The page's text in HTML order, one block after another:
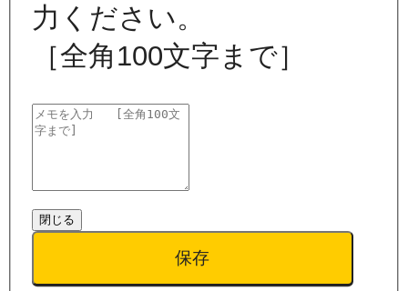
力ください。
［全角100文字まで］
閉じる
保存